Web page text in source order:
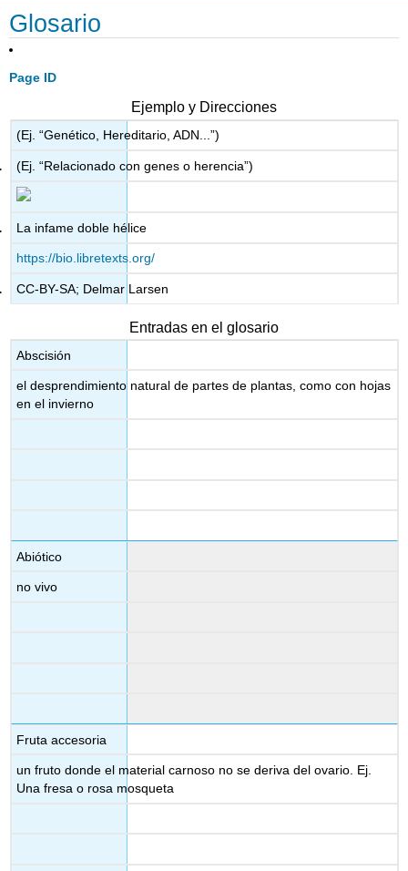
Glosario
Page ID
Ejemplo y Direcciones
(Ej. “Genético, Hereditario, ADN...”)
(Ej. “Relacionado con genes o herencia”)
La infame doble hélice
https://bio.libretexts.org/
CC-BY-SA; Delmar Larsen
Entradas en el glosario
Abscisión
el desprendimiento natural de partes de plantas, como con hojas
en el invierno
Abiótico
no vivo
Fruta accesoria
un fruto donde el material carnoso no se deriva del ovario. Ej.
Una fresa o rosa mosqueta